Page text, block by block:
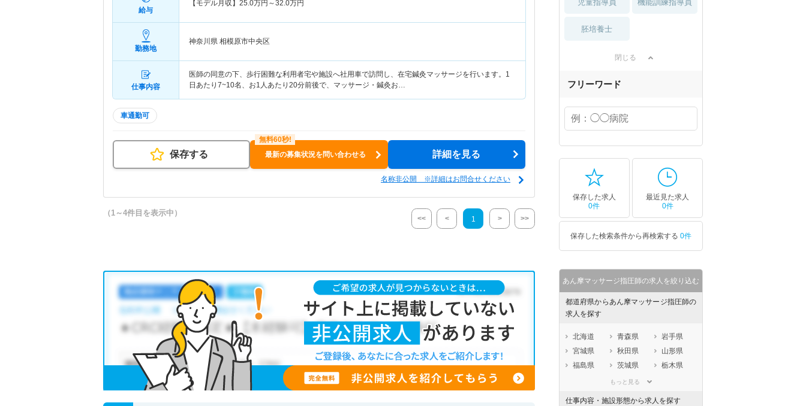
給与
【モデル月収】 25.0万円～32.0万円
勤務地
神奈川県 相模原市中央区
仕事内容
医師の同意の下、歩行困難な利用者宅や施設へ社用車で訪問し、在宅鍼灸マッサージを行います。1
日あたり7~10名、お1人あたり20分前後で、マッサージ・鍼灸お…
車通勤可
保存する 最新の募集状況を問い合わせる 詳細を見る
名称非公開 ※詳細はお問合せください
（1～4件目を表示中）
<< < 1 > >>
児童指導員 機能訓練指導員
胚培養士
閉じる
フリーワード
保存した求人
0件
最近見た求人
0件
保存した検索条件から再検索する 0件
あん摩マッサージ指圧師の求人を絞り込む
都道府県からあん摩マッサージ指圧師の
求人を探す
北海道 青森県
岩手県
宮城県
秋田県
山形県
福島県
茨城県
栃木県
埼玉県
もっと見る
仕事内容・施設形態から求人を探す